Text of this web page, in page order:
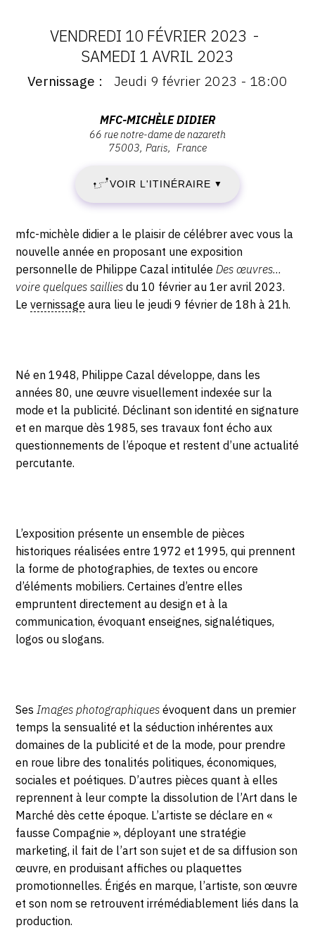
CGU
CGV
SUIVEZ-NOUS
PINTEREST
DATES
:
VENDREDI
10
FÉVRIER
2023
-
SAMEDI
1
2023
VENDREDI 10 FÉVRIER 2023 -
SAMEDI 1 AVRIL 2023
Vernissage
Vernissage Jeudi 9 février 2023 - 18:00
rue
Notre-
Dame
de
Nazareth,
75003
MFC-MICHÈLE DIDIER
66 rue notre-dame de nazareth
75003 Paris France
VOIR L'ITINÉRAIRE ▼
Description,
horaires...
mfc-michèle didier a le plaisir de célébrer avec vous la
nouvelle année en proposant une exposition
personnelle de Philippe Cazal intitulée Des œuvres...
voire quelques saillies du 10 février au 1er avril 2023.
Levernissage aura lieu le jeudi 9 février de 18h à 21h.
Né en 1948, Philippe Cazal développe, dans les
années 80, une œuvre visuellement indexée sur la
mode et la publicité. Déclinant son identité en signature
et en marque dès 1985, ses travaux font écho aux
questionnements de l’époque et restent d’une actualité
percutante.
L’exposition présente un ensemble de pièces
historiques réalisées entre 1972 et 1995, qui prennent
la forme de photographies, de textes ou encore
d’éléments mobiliers. Certaines d’entre elles
empruntent directement au design et à la
communication, évoquant enseignes, signalétiques,
logos ou slogans.
Ses Images photographiques évoquent dans un premier
temps la sensualité et la séduction inhérentes aux
domaines de la publicité et de la mode, pour prendre
en roue libre des tonalités politiques, économiques,
sociales et poétiques. D’autres pièces quant à elles
reprennent à leur compte la dissolution de l’Art dans le
Marché dès cette époque. L’artiste se déclare en «
fausse Compagnie », déployant une stratégie
marketing, il fait de l’art son sujet et de sa diffusion son
œuvre, en produisant affiches ou plaquettes
promotionnelles. Érigés en marque, l’artiste, son œuvre
et son nom se retrouvent irrémédiablement liés dans la
production.